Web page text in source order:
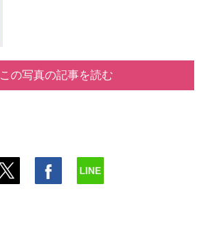
この写真の記事を読む